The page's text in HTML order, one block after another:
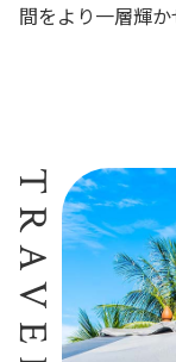
間をより一層輝
TRAVEL